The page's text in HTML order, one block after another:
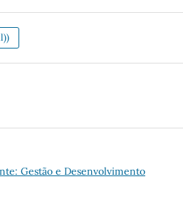
Gestão e Desenvolvimento